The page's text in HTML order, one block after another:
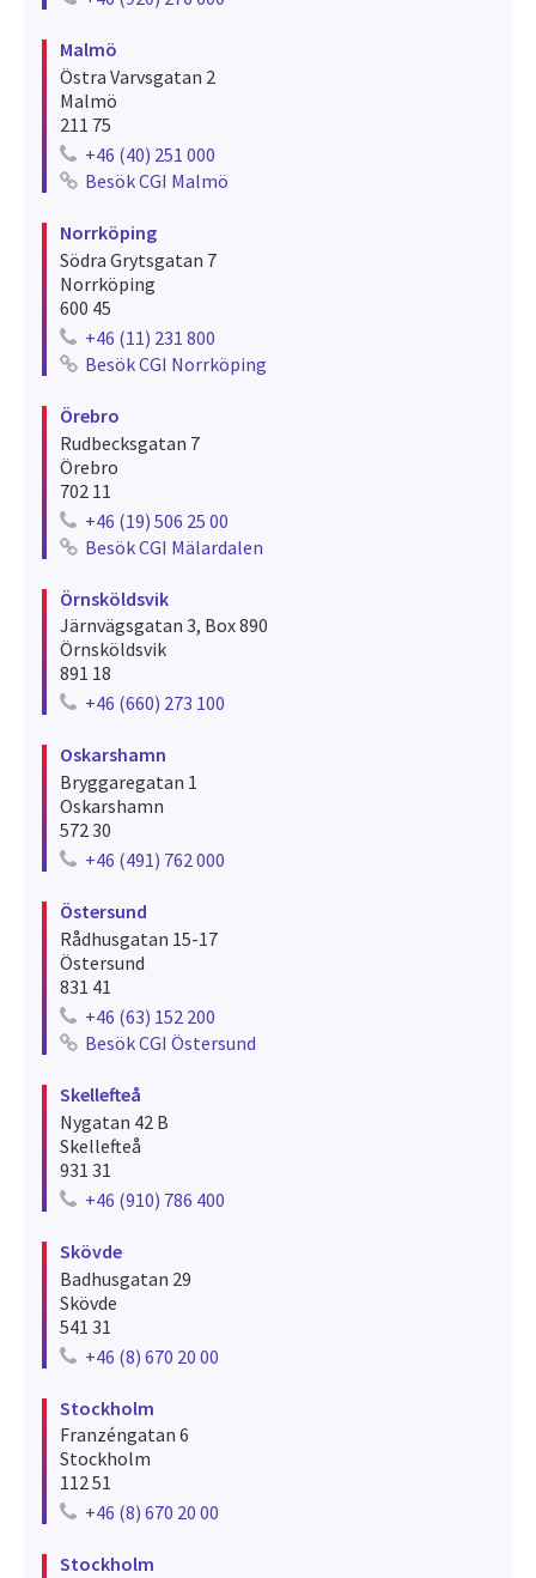
Malmö
Östra Varvsgatan 2
Malmö
211 75
+46 (40) 251 000
Telephone number for malmö
Besök CGI Malmö
Norrköping
Södra Grytsgatan 7
Norrköping
600 45
+46 (11) 231 800
Telephone number for norrköping
Besök CGI Norrköping
Örebro
Rudbecksgatan 7
Örebro
702 11
+46 (19) 506 25 00
Telephone number for örebro
Besök CGI Mälardalen
Örnsköldsvik
Järnvägsgatan 3, Box 890
Örnsköldsvik
891 18
+46 (660) 273 100
Oskarshamn
Bryggaregatan 1
Oskarshamn
572 30
+46 (491) 762 000
Östersund
Rådhusgatan 15-17
Östersund
831 41
+46 (63) 152 200
Telephone number for östersund
Besök CGI Östersund
Skellefteå
Nygatan 42 B
Skellefteå
931 31
+46 (910) 786 400
Skövde
Badhusgatan 29
Skövde
541 31
+46 (8) 670 20 00
Stockholm
Franzéngatan 6
Stockholm
112 51
+46 (8) 670 20 00
Stockholm